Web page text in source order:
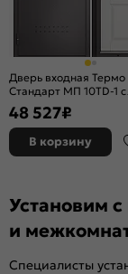
Дверь входная Термо
Стандарт МП 10TD-1 с
терморазрывом
букле/Белый ларче, 2
ночной задвижкой
48 527₽
В корзину
Установим
и
Специалисты